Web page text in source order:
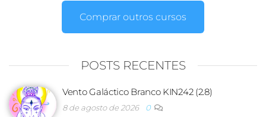
Comprar outros cursos
POSTS RECENTES
Vento Galáctico Branco KIN242 (2.8)
8 de agosto de 2026 0